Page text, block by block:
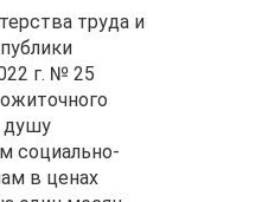
труда и
г. № 25
душу
социально-
в ценах